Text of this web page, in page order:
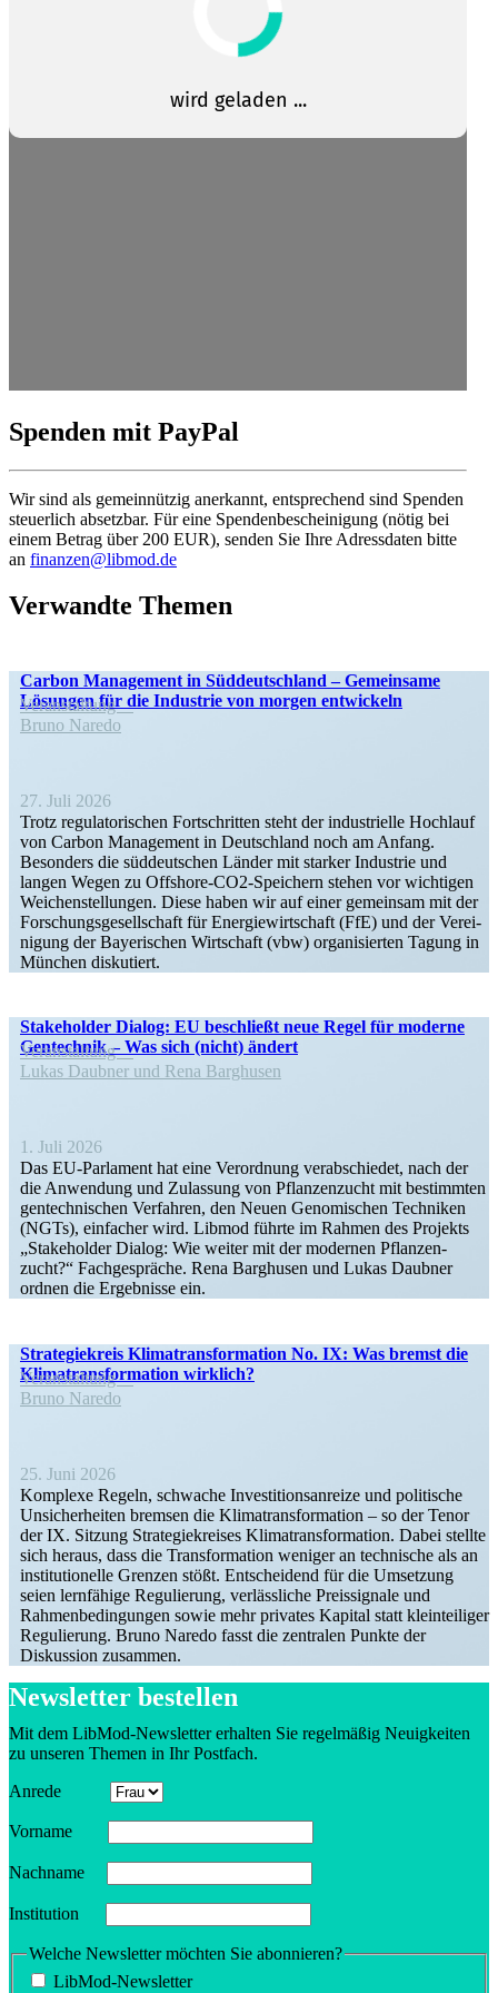
Spenden mit PayPal
Wir sind als gemein­nützig anerkannt, entspre­chend sind Spenden
steuerlich absetzbar. Für eine Spenden­be­schei­nigung (nötig bei
einem Betrag über 200 EUR), senden Sie Ihre Adress­daten bitte
an finanzen@libmod.de
Verwandte Themen
Carbon Management in Süddeutschland – Gemeinsame
Lösungen für die Industrie von morgen entwickeln
Veran­staltung
Bruno Naredo
27. Juli 2026
Trotz regula­to­ri­schen Fortschritten steht der indus­trielle Hochlauf
von Carbon Management in Deutschland noch am Anfang.
Besonders die süddeut­schen Länder mit starker Industrie und
langen Wegen zu Offshore-CO2-Speichern stehen vor wichtigen
Weichen­stel­lungen. Diese haben wir auf einer gemeinsam mit der
Forschungs­ge­sell­schaft für Energie­wirt­schaft (FfE) und der Verei­
nigung der Bayeri­schen Wirtschaft (vbw) organi­sierten Tagung in
München diskutiert.
Stake­holder Dialog: EU beschließt neue Regel für moderne
Gentechnik – Was sich (nicht) ändert
Veran­staltung
Lukas Daubner und Rena Barghusen
1. Juli 2026
Das EU-Parlament hat eine Verordnung verab­schiedet, nach der
die Anwendung und Zulassung von Pflan­zen­zucht mit bestimmten
gentech­ni­schen Verfahren, den Neuen Genomi­schen Techniken
(NGTs), einfacher wird. Libmod führte im Rahmen des Projekts
„Stake­holder Dialog: Wie weiter mit der modernen Pflan­zen­
zucht?“ Fachge­spräche. Rena Barghusen und Lukas Daubner
ordnen die Ergeb­nisse ein.
Strate­gie­kreis Klima­trans­for­mation No. IX: Was bremst die
Klima­trans­for­mation wirklich?
Veran­staltung
Bruno Naredo
25. Juni 2026
Komplexe Regeln, schwache Inves­ti­ti­ons­an­reize und politische
Unsicher­heiten bremsen die Klima­trans­for­mation – so der Tenor
der IX. Sitzung Strate­gie­kreises Klima­trans­for­mation. Dabei stellte
sich heraus, dass die Trans­for­mation weniger an technische als an
insti­tu­tio­nelle Grenzen stößt. Entscheidend für die Umsetzung
seien lernfähige Regulierung, verläss­liche Preis­si­gnale und
Rahmen­be­din­gungen sowie mehr privates Kapital statt klein­tei­liger
Regulierung. Bruno Naredo fasst die zentralen Punkte der
Diskussion zusammen.
Newsletter bestellen
Mit dem LibMod-Newsletter erhalten Sie regel­mäßig Neuig­keiten
zu unseren Themen in Ihr Postfach.
Anrede
Vorname
Nachname
Insti­tution
Welche Newsletter möchten Sie abonnieren?
LibMod-Newsletter